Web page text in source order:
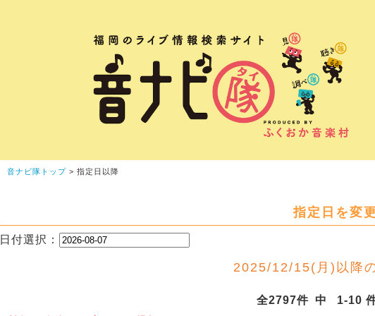
音ナビ隊トップ > 指定日以降
指定日を変
日付選択：
2025/12/15(月)以降
全2797件 中 1-10